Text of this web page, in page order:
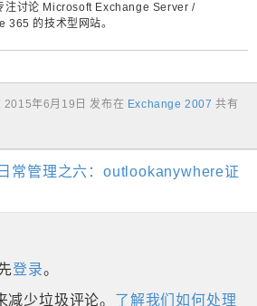
注讨论 Microsoft Exchange Server /
365 的技术型网站。
2015年6月19日 发布在 Exchange 2007 共有
常管理之六：outlookanywhere证
登录。
少垃圾评论。 了解我们如何处理